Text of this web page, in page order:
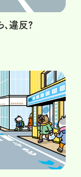
違反？